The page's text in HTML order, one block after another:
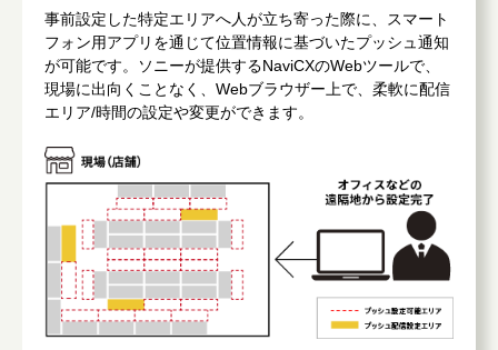
事前設定した特定エリアへ人が立ち寄った際に、スマート
フォン用アプリを通じて位置情報に基づいたプッシュ通知
が可能です。ソニーが提供するNaviCXのWebツールで、
現場に出向くことなく、Webブラウザー上で、柔軟に配信
エリア/時間の設定や変更ができます。